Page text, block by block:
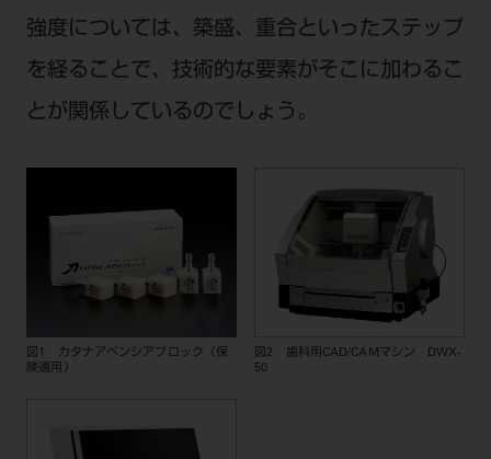
強度については、築盛、重合といったステップ
を経ることで、技術的な要素がそこに加わるこ
とが関係しているのでしょう。
図1 カタナアベンシアブロック（保
険適用）
図2 歯科用CAD/CAMマシン DWX-
50